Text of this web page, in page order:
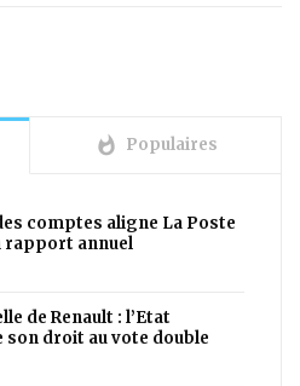
whatshot Populaires
comptes aligne La Poste
rapport annuel
de Renault : l’Etat
son droit au vote double